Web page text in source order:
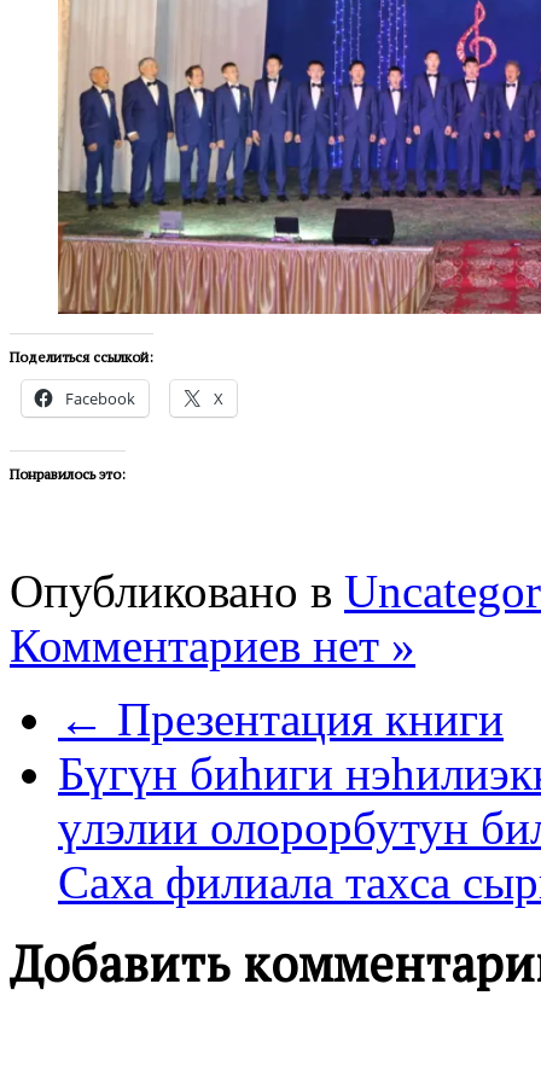
Поделиться ссылкой:
Facebook X
Понравилось это:
Опубликовано в
Комментариев нет »
← Презентация книги
Бүгүн биһиги
үлэлии олорорбутун
Саха филиала тахса
Добавить